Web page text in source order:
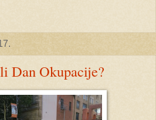
Dan Okupacije?